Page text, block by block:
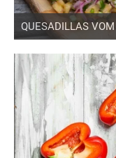
QUESADILLAS